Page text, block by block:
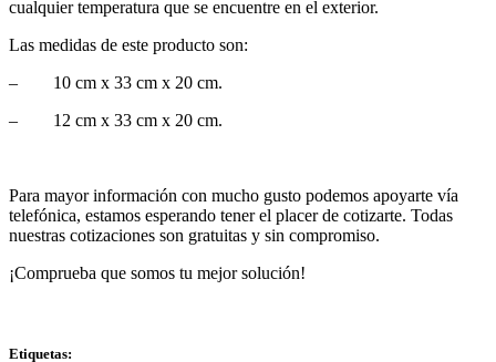
cualquier temperatura que se encuentre en el exterior.
Las medidas de este producto son:
– 10 cm x 33 cm x 20 cm.
– 12 cm x 33 cm x 20 cm.
Para mayor información con mucho gusto podemos apoyarte vía
telefónica, estamos esperando tener el placer de cotizarte. Todas
nuestras cotizaciones son gratuitas y sin compromiso.
¡Comprueba que somos tu mejor solución!
Etiquetas: